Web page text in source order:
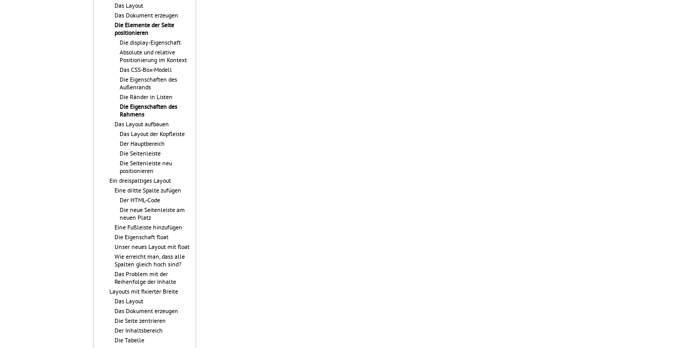
Das Layout
Das Dokument erzeugen
Die Elemente der Seite
positionieren
Die display-Eigenschaft
Absolute und relative
Positionierung im Kontext
Das CSS-Box-Modell
Die Eigenschaften des
Außenrands
Die Ränder in Listen
Die Eigenschaften des
Rahmens
Das Layout aufbauen
Das Layout der Kopfleiste
Der Hauptbereich
Die Seitenleiste
Die Seitenleiste neu
positionieren
Ein dreispaltiges Layout
Eine dritte Spalte zufügen
Der HTML-Code
Die neue Seitenleiste am
neuen Platz
Eine Fußleiste hinzufügen
Die Eigenschaft float
Unser neues Layout mit float
Wie erreicht man, dass alle
Spalten gleich hoch sind?
Das Problem mit der
Reihenfolge der Inhalte
Layouts mit fixierter Breite
Das Layout
Das Dokument erzeugen
Die Seite zentrieren
Der Inhaltsbereich
Die Tabelle